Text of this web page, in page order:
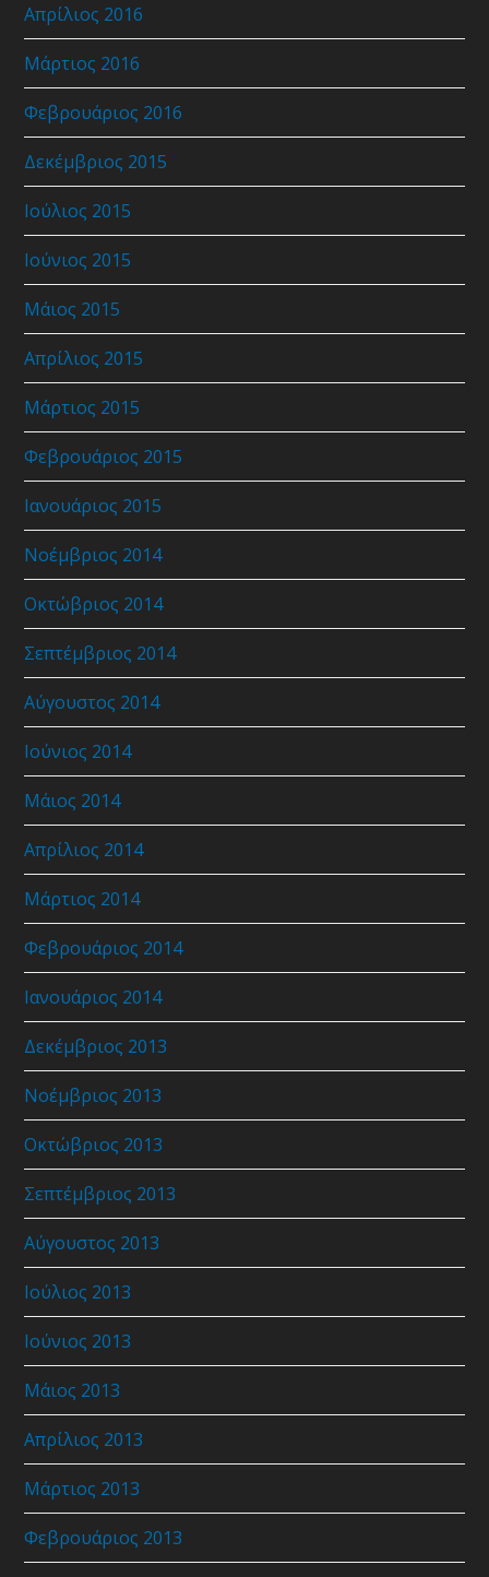
Απρίλιος 2016
Μάρτιος 2016
Φεβρουάριος 2016
Δεκέμβριος 2015
Ιούλιος 2015
Ιούνιος 2015
Μάιος 2015
Απρίλιος 2015
Μάρτιος 2015
Φεβρουάριος 2015
Ιανουάριος 2015
Νοέμβριος 2014
Οκτώβριος 2014
Σεπτέμβριος 2014
Αύγουστος 2014
Ιούνιος 2014
Μάιος 2014
Απρίλιος 2014
Μάρτιος 2014
Φεβρουάριος 2014
Ιανουάριος 2014
Δεκέμβριος 2013
Νοέμβριος 2013
Οκτώβριος 2013
Σεπτέμβριος 2013
Αύγουστος 2013
Ιούλιος 2013
Ιούνιος 2013
Μάιος 2013
Απρίλιος 2013
Μάρτιος 2013
Φεβρουάριος 2013